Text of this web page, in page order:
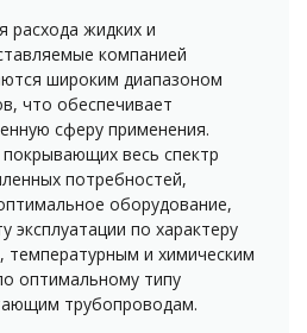
расхода жидких и
компанией
широким диапазоном
что обеспечивает
сферу применения.
весь спектр
потребностей,
оборудование,
эксплуатации по характеру
температурным и химическим
оптимальному типу
трубопроводам.